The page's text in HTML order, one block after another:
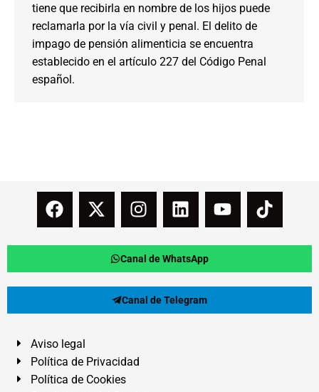
tiene que recibirla en nombre de los hijos puede
reclamarla por la vía civil y penal. El delito de
impago de pensión alimenticia se encuentra
establecido en el artículo 227 del Código Penal
español.
Canal de WhatsApp
Canal de Telegram
Aviso legal
Política de Privacidad
Política de Cookies